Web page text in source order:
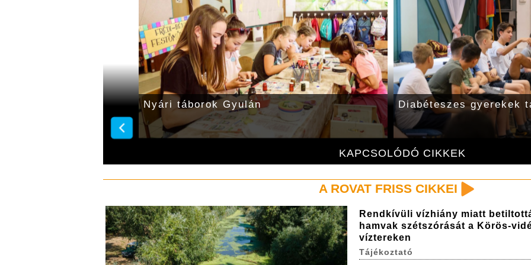
KAPCSOLÓDÓ CIKKEK
Nyári táborok Gyulán Diabéteszes gyerekek
A ROVAT FRISS CIKKEI
Rendkívüli vízhiány miatt
hamvak szétszórását a Körös-
víztereken
Tájékoztató